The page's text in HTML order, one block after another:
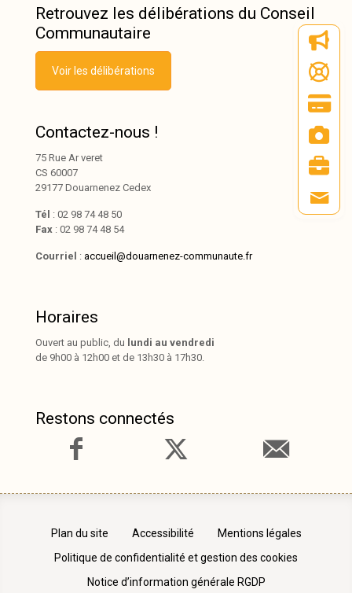
Retrouvez les délibérations du Conseil
Communautaire
Voir les délibérations
Contactez-nous !
75 Rue Ar veret
CS 60007
29177 Douarnenez Cedex
Tél : 02 98 74 48 50
Fax : 02 98 74 48 54
Courriel : accueil@douarnenez-communaute.fr
Horaires
Ouvert au public, du lundi au vendredi
de 9h00 à 12h00 et de 13h30 à 17h30.
Restons connectés
Plan du site Accessibilité
Mentions légales
Politique de confidentialité et gestion des cookies
Notice d’information générale RGDP